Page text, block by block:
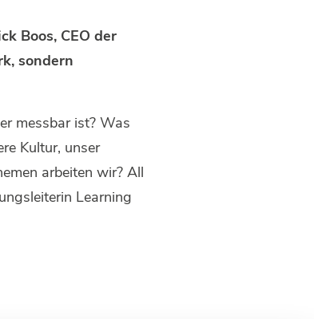
Boos, CEO der
sondern
messbar ist? Was
Kultur, unser
arbeiten wir? All
Learning